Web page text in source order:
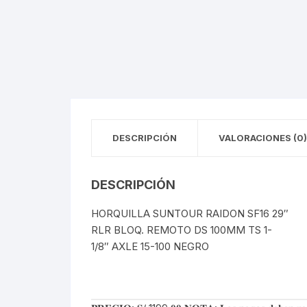
Radios de Bicicleta
Rodajes
Rotores Discos
DESCRIPCIÓN VALORACIONES (0)
DESCRIPCIÓN
HORQUILLA SUNTOUR RAIDON SF16 29″
RLR BLOQ. REMOTO DS 100MM TS 1-
1/8″ AXLE 15-100 NEGRO